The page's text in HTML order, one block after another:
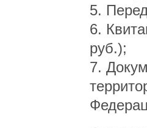
5.
6.
руб.);
7.